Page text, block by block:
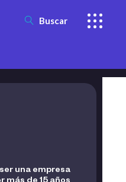
Buscar
una empresa